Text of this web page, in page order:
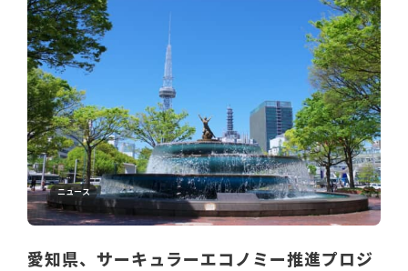
ニュース
愛知県、サーキュラーエコノミー推進プロジ